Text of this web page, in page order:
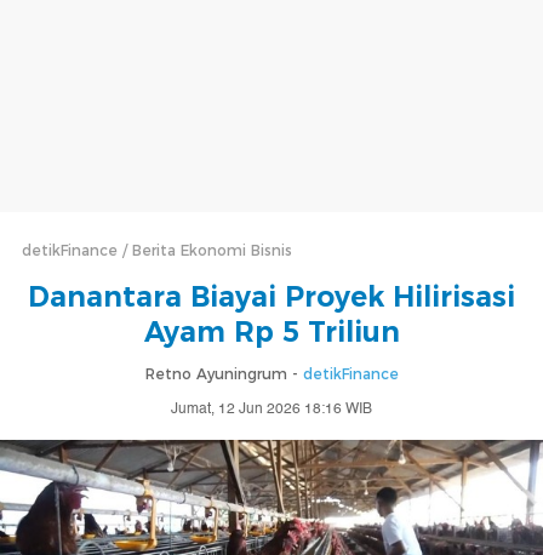
detikFinance Berita Ekonomi Bisnis
Danantara Biayai Proyek Hilirisasi
Ayam Rp 5 Triliun
Retno Ayuningrum - detikFinance
Jumat, 12 Jun 2026 18:16 WIB